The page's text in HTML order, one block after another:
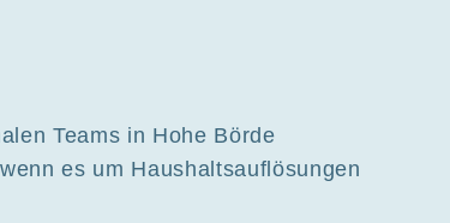
Teams in Hohe Börde
es um Haushaltsauflösungen